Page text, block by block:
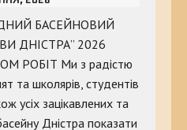
БАСЕЙНОВИЙ
ДНІСТРА” 2026
РОБІТ Ми з радістю
та школярів, студентів
усіх зацікавлених та
Дністра показати